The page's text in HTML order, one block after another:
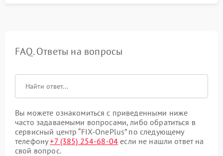
FAQ. Ответы на вопросы
Вы можете ознакомиться с приведенными ниже
часто задаваемыми вопросами, либо обратиться в
сервисный центр “FIX-OnePlus” по следующему
телефону+7 (385) 254-68-04 если не нашли ответ на
свой вопрос.